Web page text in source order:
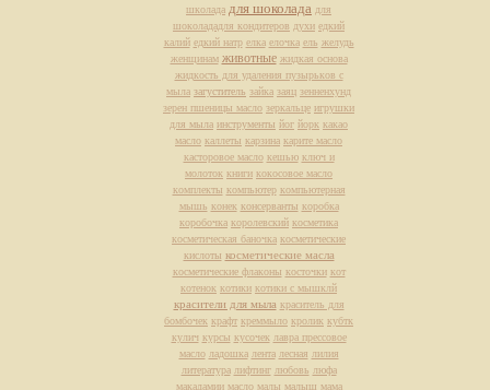
школада для шоколада для
шоколададля кондитеров духи едкий
калий едкий натр елка елочка ель желудь
женщинам животные жидкая основа
жидкость для удаления пузырьков с
мыла загуститель зайка заяц зенненхунд
зерен пшеницы масло зеркальце игрушки
для мыла инструменты йог йорк какао
масло каллеты карзина карите масло
касторовое масло кешью ключ и
молоток книги кокосовое масло
комплекты компьютер компьютерная
мышь конек консерванты коробка
коробочка королевский косметика
косметическая баночка косметические
кислоты косметические масла
косметические флаконы косточки кот
котенок котики котики с мышклй
красители для мыла краситель для
бомбочек крафт креммыло кролик кубтк
кулич курсы кусочек лавра прессовое
масло ладошка лента лесная лилия
литература лифтинг любовь люфа
макадамии масло малы малыш мама